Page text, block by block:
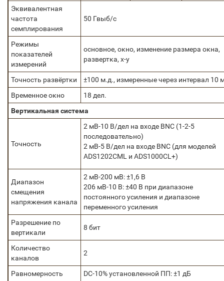
Эквивалентная
частота
семплирования
50 Гвыб/с
Режимы
показателей
измерений
основное, окно, изменение размера окна,
развертка, x-y
Точность развёртки
±100 м.д., измеренные через интервал 10
Временное окно
18 дел.
Вертикальная система
Точность
2 мВ-10 В/дел на входе BNC (1-2-5
последовательно)
2 мВ-5 В/дел на входе BNC (для моделей
ADS1202CML и ADS1000CL+)
Диапазон
смещения
напряжения канала
2 мВ-200 мВ: ±1,6 В
206 мВ-10 В: ±40 В при диапазоне
постоянного усиления и диапазоне
переменного усиления
Разрешение по
вертикали
8 бит
Количество
каналов
2
Равномерность
DC-10% установленной ПП: ±1 дБ